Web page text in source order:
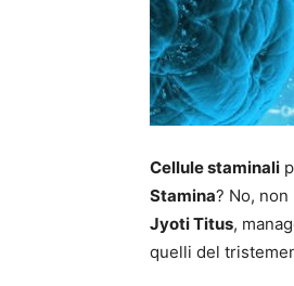
Cellule staminali
Stamina? No,
Jyoti Titus,
quelli del